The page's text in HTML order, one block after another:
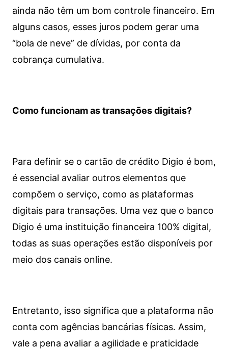
ainda não têm um bom controle financeiro. Em
alguns casos, esses juros podem gerar uma
“bola de neve” de dívidas, por conta da
cobrança cumulativa.
Como funcionam as transações digitais?
Para definir se o cartão de crédito Digio é bom,
é essencial avaliar outros elementos que
compõem o serviço, como as plataformas
digitais para transações. Uma vez que o banco
Digio é uma instituição financeira 100% digital,
todas as suas operações estão disponíveis por
meio dos canais online.
Entretanto, isso significa que a plataforma não
conta com agências bancárias físicas. Assim,
vale a pena avaliar a agilidade e praticidade